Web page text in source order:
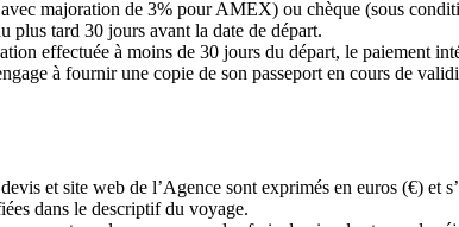
majoration de 3% pour AMEX) ou chèque (sous
plus tard 30 jours avant la date de départ.
effectuée à moins de 30 jours du départ, le paiement
à fournir une copie de son passeport en cours de
et site web de l’Agence sont exprimés en euros (€) et
dans le descriptif du voyage.